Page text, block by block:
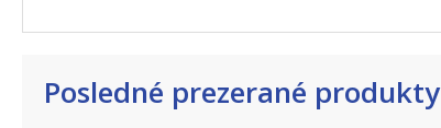
Posledné prezerané produkty